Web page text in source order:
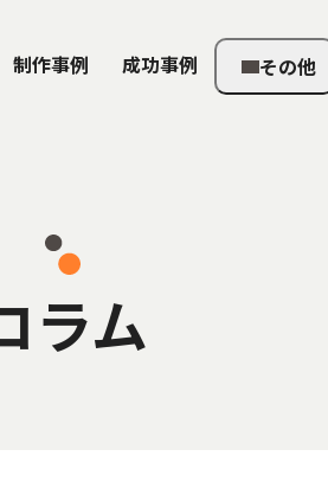
制作事例 成功事例 その他
ラム